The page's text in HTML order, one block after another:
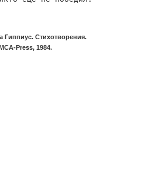
Гиппиус. Стихотворения.
Press, 1984.